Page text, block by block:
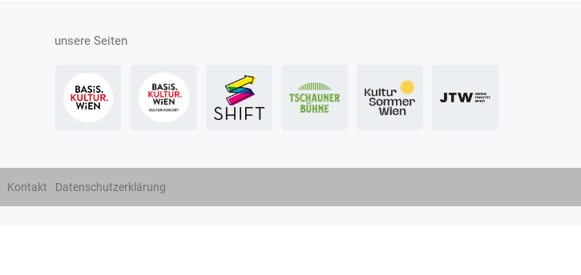
unsere Seiten
Kontakt Datenschutzerklärung